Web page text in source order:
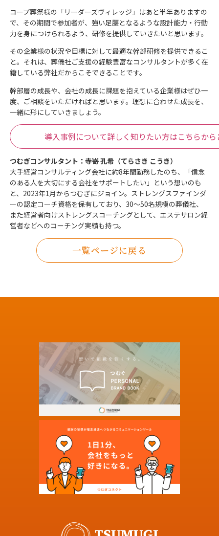
コープ葬祭様の「リーダーズヴィレッジ」はあと半年ありますの
で、その期間で参加者が、強い足腰となるような設計能力・行動
力を身につけられるよう、研修を提供していきたいと思います。
その企業様の状況や目標に対して最適な幹部研修を提供できるこ
と。それは、葬儀社ご支援の経験豊富なコンサルタントが多く在
籍している弊社だからこそできることです。
幹部層の成長や、会社の成長に課題を抱えている企業様はぜひ一
度、ご相談をいただければと思います。理想に合わせた成長を、
一緒に形にしていきましょう。
導入事例について詳しく知りたい方はこちらから
つむぎコンサルタント：寺嵜孔希（てらさき こうき）
大手経営コンサルティング会社に約8年間勤務したのち、「信念
のある人を大切にする会社をサポートしたい」という想いのも
と、 2023年1月からつむぎにジョイン。ストレングスファインダ
ーの認定コーチ資格を保有しており、 30～50名規模の葬儀社、
また経営者向けストレングスコーチングとして、エステサロン経
営者などへのコーチング実績も持つ。
一覧ページに戻る